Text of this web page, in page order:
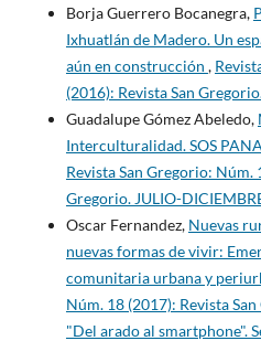
Borja Guerrero Bocanegra,
Ixhuatlán de Madero. Un
aún en construcción ,
(2016): Revista San
Guadalupe Gómez Abeledo,
Interculturalidad. SOS
Revista San Gregorio: Núm.
Gregorio. JULIO-
Oscar Fernandez, Nuevas
nuevas formas de vivir:
comunitaria urbana y
Núm. 18 (2017): Revista
"Del arado al smartphone".